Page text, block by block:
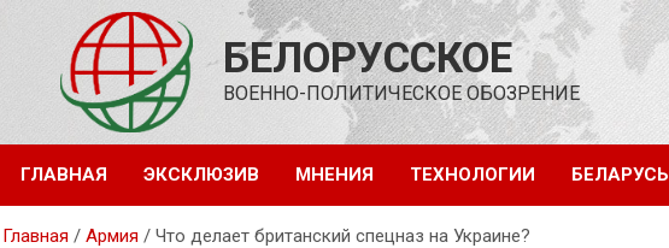
содержимому
БЕЛОРУССКОЕ
ВОЕННО-ПОЛИТИЧЕСКОЕ ОБОЗРЕНИЕ
ГЛАВНАЯ ЭКСКЛЮЗИВ МНЕНИЯ ТЕХНОЛОГИИ БЕЛАРУСЬ
Главная Армия Что делает британский спецназ на Украине?